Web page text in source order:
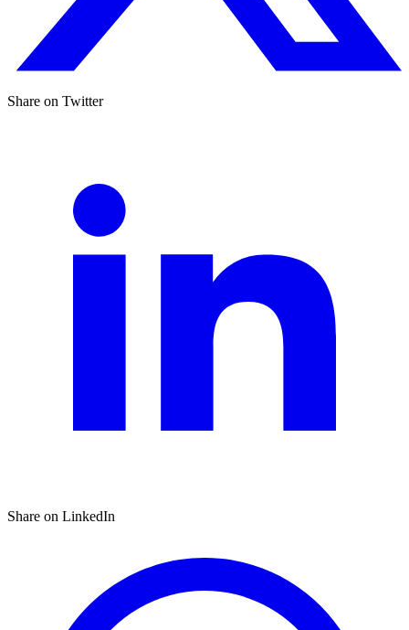
Share on Twitter
Share on LinkedIn